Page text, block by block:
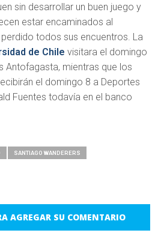
sin desarrollar un buen juego y
estar encaminados al
todos sus encuentros. La
de Chile visitara el domingo
Antofagasta, mientras que los
el domingo 8 a Deportes
Fuentes todavía en el banco
SANTIAGO WANDERERS
AGREGAR SU COMENTARIO